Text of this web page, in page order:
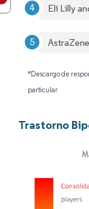
Eli Lilly
*Descargo de
particular
Trastorno